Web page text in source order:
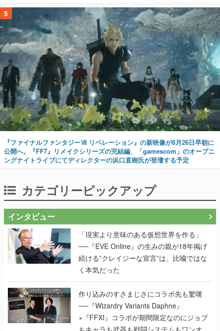
5
『ファイナルファンタジーⅦ リベレーション』の新映像が8月26日早朝に
公開へ。『FF7』リメイクシリーズの完結編、「gamescom」のオープニ
ングナイトライブにてディレクターの浜口直樹氏が登壇する予定
カテゴリーピックアップ
インタビュー
「現実より意味のある仮想世界を作る」
──『EVE Online』の生みの親が18年掲げ
続ける”クレイジーな宣言”は、比喩ではな
く本気だった
作り込みのすさまじさにコラボ先も驚嘆
──『Wizardry Variants Daphne』
×『FFXI』コラボが期間限定なのにジョブ